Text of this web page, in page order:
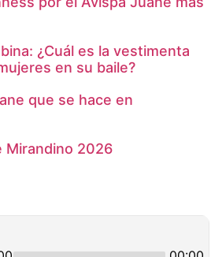
¿Cuál es la vestimenta
en su baile?
que se hace en
Mirandino 2026